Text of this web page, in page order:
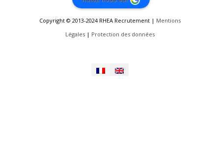
Copyright © 2013-2024 RHEA Recrutement | Mentions
Légales | Protection des données